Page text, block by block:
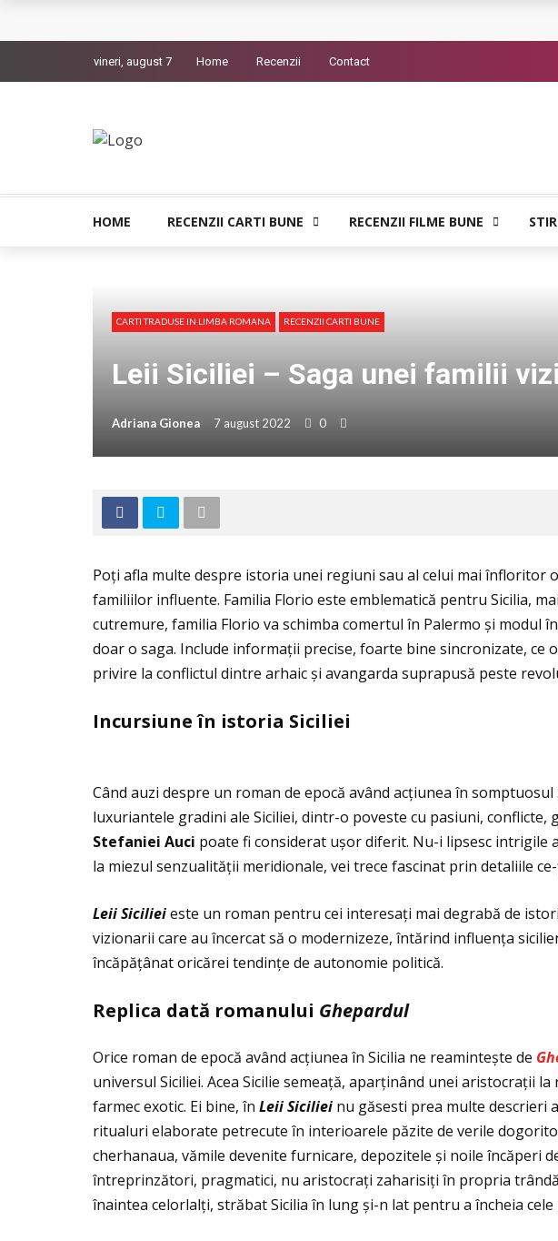
The Man Who Sold Air in the Holy Land – Generatia care poate vindeca
Bolla – O iubire interzisa din Pristina
vineri, august 7 Home Recenzii Contact
HOME RECENZII CARTI BUNE RECENZII FILME BUNE
CARTI TRADUSE IN LIMBA ROMANA RECENZII CARTI BUNE
Leii Siciliei – Saga unei familii
Adriana Gionea 7 august 2022 0
Poţi afla multe despre istoria unei regiuni sau al celui mai înfloritor
familiilor influente. Familia Florio este emblematică pentru Sicilia,
cutremure, familia Florio va schimba comertul în Palermo și modul
doar o saga. Include informaţii precise, foarte bine sincronizate, ce
privire la conflictul dintre arhaic și avangarda suprapusă peste
Incursiuneîn istoria Siciliei
Când auzi despre un roman de epocă având acţiunea în
luxuriantele gradini ale Siciliei, dintr-o poveste cu pasiuni,
Stefaniei Auci poate fi considerat ușor diferit. Nu-i lipsesc intrigile
la miezul senzualităţii meridionale, vei trece fascinat prin detaliile
Leii Sicilieieste un roman pentru cei interesaţi mai degrabă de
vizionarii care au încercat să o modernizeze, întărind influenţa
încăpăţânat oricărei tendinţe de autonomie politică.
Replica dată romanului Ghepardul
Orice roman de epocă având acţiunea în Sicilia ne reamintește de
universul Siciliei. Acea Sicilie semeaţă, aparţinând unei aristocraţii
farmec exotic. Ei bine, în Leii Siciliei nu găsesti prea multe descrieri
ritualuri elaborate petrecute în interioarele păzite de verile
cherhanaua, vămile devenite furnicare, depozitele și noile încăperi
întreprinzători, pragmatici, nu aristocraţi zaharisiţi în propria
înaintea celorlalţi, străbat Sicilia în lung și-n lat pentru a încheia cele